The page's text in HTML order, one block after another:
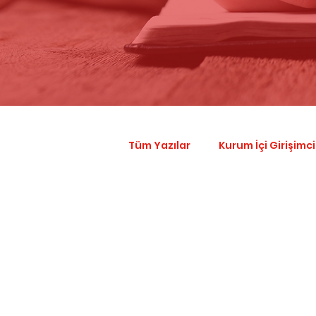
Tüm Yazılar Kurum İçi